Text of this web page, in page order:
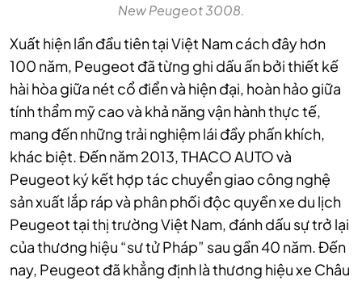
New Peugeot 3008.
Xuất hiện lần đầu tiên tại Việt Nam cách đây hơn
100 năm, Peugeot đã từng ghi dấu ấn bởi thiết kế
hài hòa giữa nét cổ điển và hiện đại, hoàn hảo giữa
tính thẩm mỹ cao và khả năng vận hành thực tế,
mang đến những trải nghiệm lái đầy phấn khích,
khác biệt. Đến năm 2013, THACO AUTO và
Peugeot ký kết hợp tác chuyển giao công nghệ
sản xuất lắp ráp và phân phối độc quyền xe du lịch
Peugeot tại thị trường Việt Nam, đánh dấu sự trở lại
của thương hiệu “sư tử Pháp” sau gần 40 năm. Đến
nay, Peugeot đã khẳng định là thương hiệu xe Châu